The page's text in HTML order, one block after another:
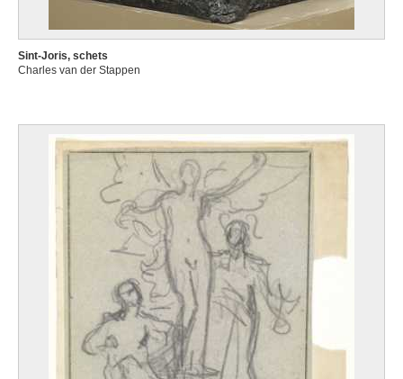
Sint-Joris, schets
Charles van der Stappen